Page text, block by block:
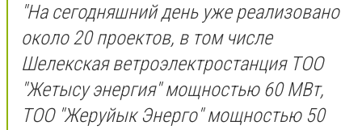
"На сегодняшний день уже реализовано
около 20 проектов, в том числе
Шелекская ветроэлектростанция ТОО
"Жетысу энергия" мощностью 60 МВт,
ТОО "Жеруйык Энерго" мощностью 50